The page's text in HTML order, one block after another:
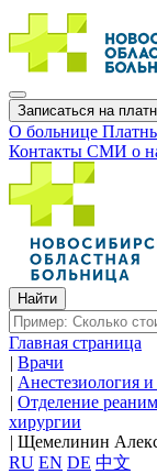
Записаться на
О больнице
Контакты СМИ о
Главная страница
| Врачи
| Анестезиология
| Отделение
хирургии
| Щемелинин
RU EN DE 中文